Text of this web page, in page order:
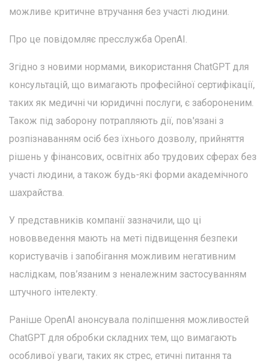
можливе критичне втручання без участі людини.
Про це повідомляє пресслужба OpenAI.
Згідно з новими нормами, використання ChatGPT для
консультацій, що вимагають професійної сертифікації,
таких як медичні чи юридичні послуги, є забороненим.
Також під заборону потрапляють дії, пов'язані з
розпізнаванням осіб без їхнього дозволу, прийняття
рішень у фінансових, освітніх або трудових сферах без
участі людини, а також будь-які форми академічного
шахрайства.
У представників компанії зазначили, що ці
нововведення мають на меті підвищення безпеки
користувачів і запобігання можливим негативним
наслідкам, пов’язаним з неналежним застосуванням
штучного інтелекту.
Раніше OpenAI анонсувала поліпшення можливостей
ChatGPT для обробки складних тем, що вимагають
особливої уваги, таких як стрес, етичні питання та